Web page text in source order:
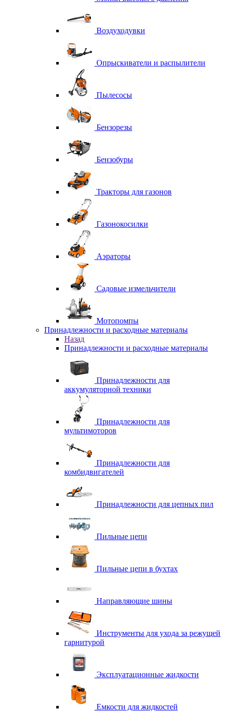
Воздуходувки
Опрыскиватели и распылители
Пылесосы
Бензорезы
Бензобуры
Тракторы для газонов
Газонокосилки
Аэраторы
Садовые измельчители
Мотопомпы
Принадлежности и расходные материалы
Назад
Принадлежности и расходные материалы
Принадлежности для
аккумуляторной техники
Принадлежности для
мультимоторов
Принадлежности для
комбидвигателей
Принадлежности для цепных пил
Пильные цепи
Пильные цепи в бухтах
Направляющие шины
Инструменты для ухода за режущей
гарнитурой
Эксплуатационные жидкости
Емкости для жидкостей